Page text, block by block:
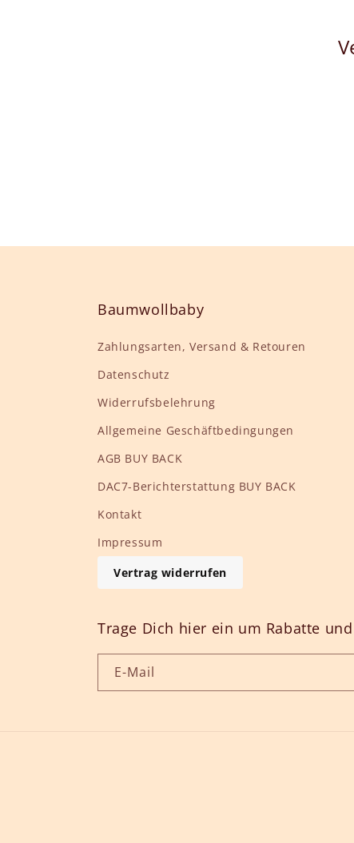
Baumwollbaby
Zahlungsarten, Versand & Retouren
Datenschutz
Widerrufsbelehrung
Allgemeine Geschäftbedingungen
AGB BUY BACK
DAC7-Berichterstattung BUY BACK
Kontakt
Impressum
Vertrag widerrufen
Trage Dich hier ein um Rabatte
E-Mail